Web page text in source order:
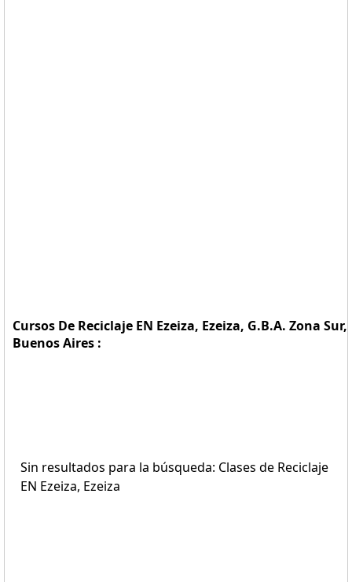
Cursos De Reciclaje EN Ezeiza, Ezeiza, G.B.A. Zona Sur,
Buenos Aires :
Sin resultados para la búsqueda: Clases de Reciclaje
EN Ezeiza, Ezeiza